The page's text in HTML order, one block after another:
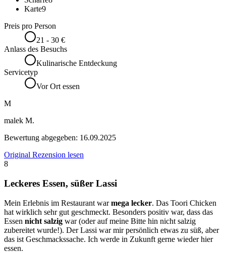
Karte9
Preis pro Person
21 - 30 €
Anlass des Besuchs
Kulinarische Entdeckung
Servicetyp
Vor Ort essen
M
malek M.
Bewertung abgegeben: 16.09.2025
Original Rezension lesen
8
Leckeres Essen, süßer Lassi
Mein Erlebnis im Restaurant warmega lecker. Das Toori Chicken
hat wirklich sehr gut geschmeckt. Besonders positiv war, dass das
Essen nicht salzig war (oder auf meine Bitte hin nicht salzig
zubereitet wurde!). Der Lassi war mir persönlich etwas zu süß, aber
das ist Geschmackssache. Ich werde in Zukunft gerne wieder hier
essen.